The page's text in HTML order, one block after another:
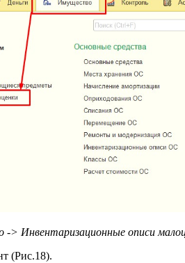
> Инвентаризационные описи
(Рис.18).